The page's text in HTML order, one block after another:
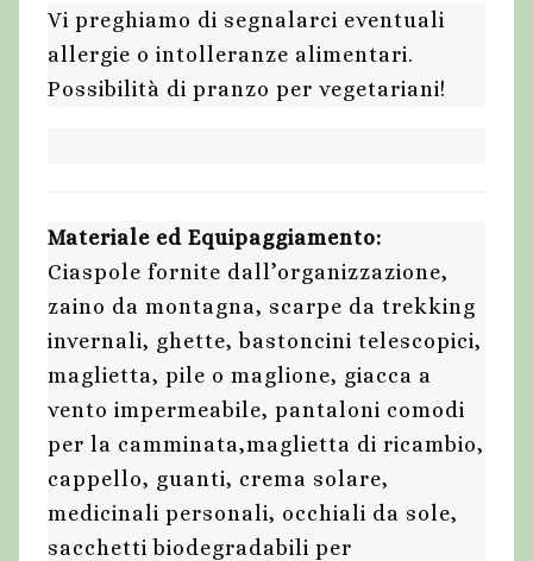
Vi preghiamo di segnalarci eventuali
allergie o intolleranze alimentari.
Possibilità di pranzo per vegetariani!
Materiale ed Equipaggiamento:
Ciaspole fornite dall’organizzazione,
zaino da montagna, scarpe da trekking
invernali, ghette, bastoncini telescopici,
maglietta, pile o maglione, giacca a
vento impermeabile, pantaloni comodi
per la camminata,maglietta di ricambio,
cappello, guanti, crema solare,
medicinali personali, occhiali da sole,
sacchetti biodegradabili per